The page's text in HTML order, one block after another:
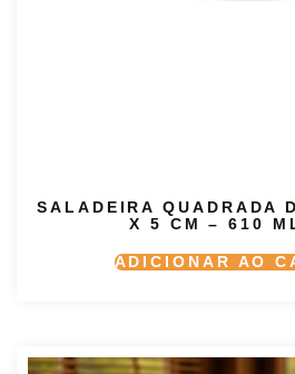
SALADEIRA QUADRADA
X 5 CM – 610
ADICIONAR AO